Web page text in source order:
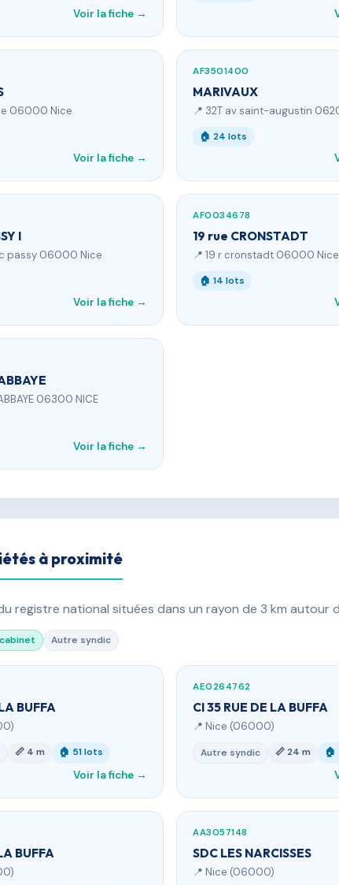
Voir la fiche →
06000 Nice
Voir la fiche →
AF3501400
MARIVAUX
📍 32T av saint-augustin
🏠 24 lots
I
passy 06000 Nice
Voir la fiche →
AF0034678
19 rue CRONSTADT
📍 19 r cronstadt 06000 Nice
🏠 14 lots
06300 NICE
Voir la fiche →
à proximité
registre national situées dans un rayon de 3 km autour
Autre syndic
BUFFA
📏 4 m 🏠 51 lots
Voir la fiche →
AE0264762
CI 35 RUE DE LA BUFFA
📍 Nice (06000)
Autre syndic 📏 24 m 🏠
BUFFA
AA3057148
SDC LES NARCISSES
📍 Nice (06000)